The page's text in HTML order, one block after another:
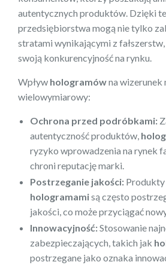
autentycznych produktów. Dzięki
przedsiębiorstwa mogą nie tylko
stratami wynikającymi z
swoją konkurencyjność na rynku.
Wpływ hologramówna wizerunek
wielowymiarowy:
Ochrona przed podróbkami:
autentyczność produktów,
ryzyko wprowadzenia na rynek
chroni reputację marki.
Postrzeganie jakości:
hologramamisą często
jakości, co może przyciągać
Innowacyjność:Stosowanie
zabezpieczających, takich jak
postrzegane jako oznaka